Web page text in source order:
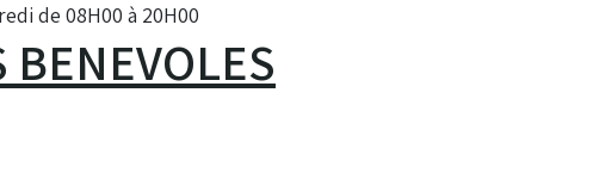
de 08H00 à 20H00
BENEVOLES